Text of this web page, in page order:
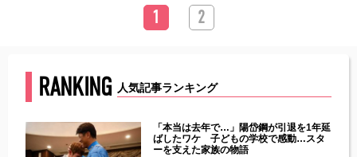
1 2
RANKING 人気記事ランキング
「本当は去年で…」陽岱鋼が引退を1年延
ばしたワケ 子どもの学校で感動…スタ
ーを支えた家族の物語